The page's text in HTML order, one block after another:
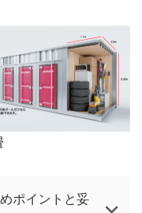
ポイントと妥